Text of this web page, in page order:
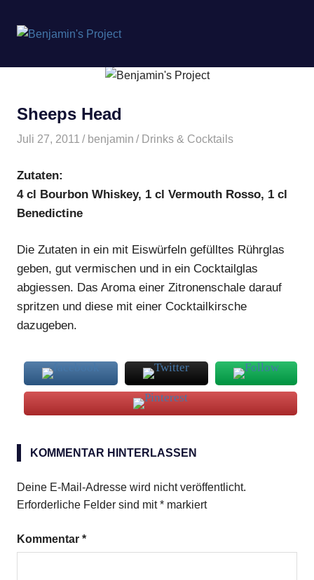
springen
Project
Sheeps Head
Juli 27, 2011 benjamin Drinks & Cocktails
Zutaten:
4 cl Bourbon Whiskey, 1 cl Vermouth Rosso, 1 cl
Benedictine
Die Zutaten in ein mit Eiswürfeln gefülltes Rührglas
geben, gut vermischen und in ein Cocktailglas
abgiessen. Das Aroma einer Zitronenschale darauf
spritzen und diese mit einer Cocktailkirsche
dazugeben.
Head
KOMMENTAR HINTERLASSEN
Deine E-Mail-Adresse wird nicht veröffentlicht.
Erforderliche Felder sind mit* markiert
Kommentar *